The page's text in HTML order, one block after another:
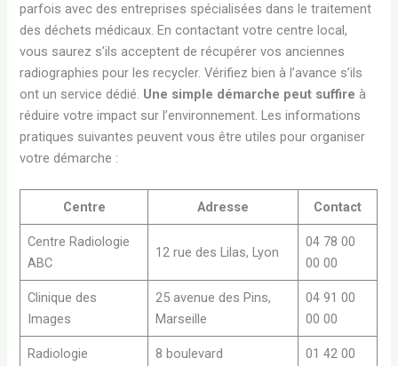
parfois avec des entreprises spécialisées dans le traitement
des déchets médicaux. En contactant votre centre local,
vous saurez s’ils acceptent de récupérer vos anciennes
radiographies pour les recycler. Vérifiez bien à l’avance s’ils
ont un service dédié. Une simple démarche peut suffire à
réduire votre impact sur l’environnement. Les informations
pratiques suivantes peuvent vous être utiles pour organiser
votre démarche :
Centre Adresse Contact
Centre Radiologie
ABC
12 rue des Lilas, Lyon
04 78 00
00 00
Clinique des
Images
25 avenue des Pins,
Marseille
04 91 00
00 00
Radiologie
8 boulevard
01 42 00